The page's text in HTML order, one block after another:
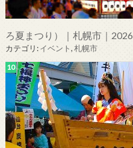
ろ夏まつり）｜札幌市｜2026
カテゴリ:イベント,札幌市